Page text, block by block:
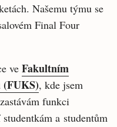
Našemu týmu se
Final Four
ve Fakultním
, kde jsem
funkci
a studentům